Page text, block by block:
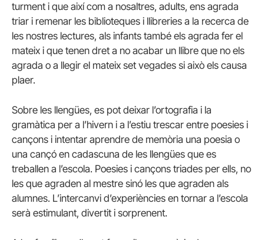
turment i que així com a nosaltres, adults, ens agrada
triar i remenar les biblioteques i llibreries a la recerca de
les nostres lectures, als infants també els agrada fer el
mateix i que tenen dret a no acabar un llibre que no els
agrada o a llegir el mateix set vegades si això els causa
plaer.
Sobre les llengües, es pot deixar l’ortografia i la
gramàtica per a l’hivern i a l’estiu trescar entre poesies i
cançons i intentar aprendre de memòria una poesia o
una cançó en cadascuna de les llengües que es
treballen a l’escola. Poesies i cançons triades per ells, no
les que agraden al mestre sinó les que agraden als
alumnes. L’intercanvi d’experiències en tornar a l’escola
serà estimulant, divertit i sorprenent.